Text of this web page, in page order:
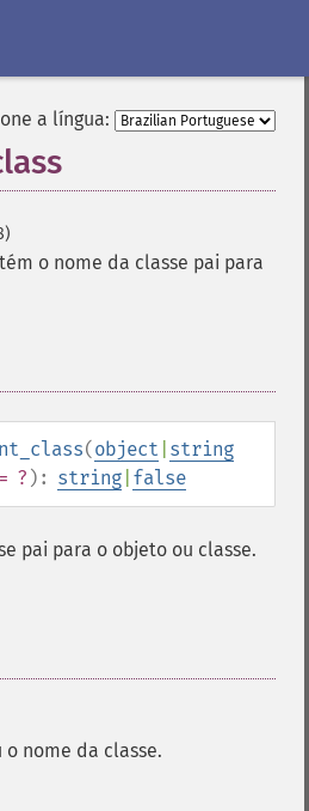
a língua:
o nome da classe pai para
(object string
= ? ): string false
pai para o objeto ou classe.
nome da classe.